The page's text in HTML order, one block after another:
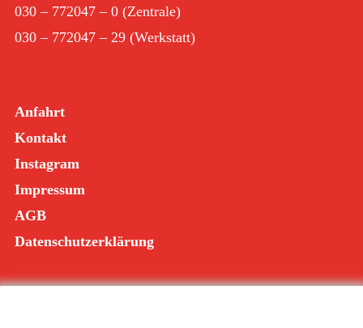
030 – 772047 – 0 (Zentrale)
030 – 772047 – 29 (Werkstatt)
Anfahrt
Kontakt
Instagram
Impressum
AGB
Datenschutzerklärung